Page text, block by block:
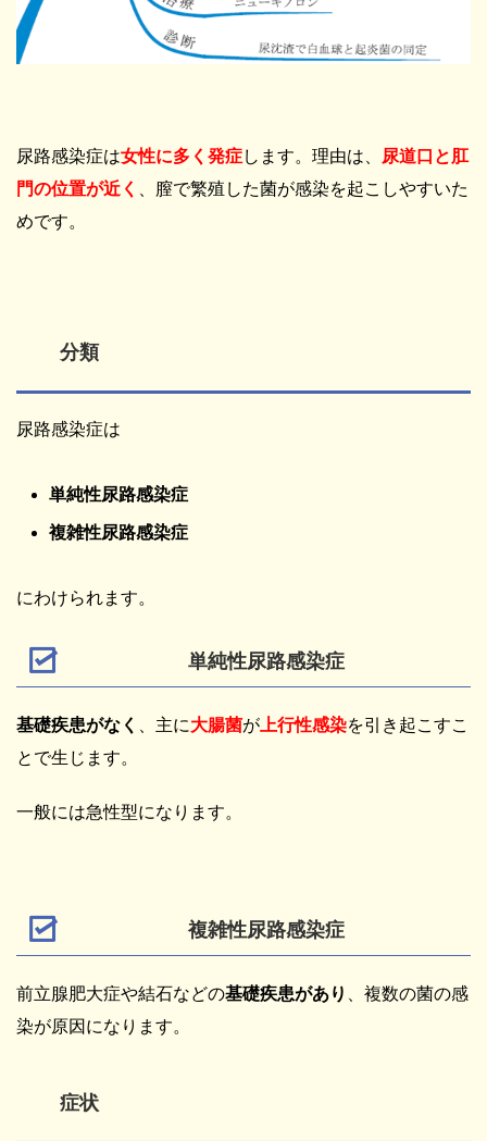
尿路感染症は女性に多く発症します。理由は、
尿道口と肛
門の位置が近く
、膣で繁殖した菌が感染を起こしやすいた
めです。
分類
尿路感染症は
単純性尿路感染症
複雑性尿路感染症
にわけられます。
単純性尿路感染症
基礎疾患がなく 、主に大腸菌が 上行性感染を引き起こすこ
とで生じます。
一般には急性型になります。
複雑性尿路感染症
前立腺肥大症や結石などの基礎疾患があり
、複数の菌の感
染が原因になります。
症状